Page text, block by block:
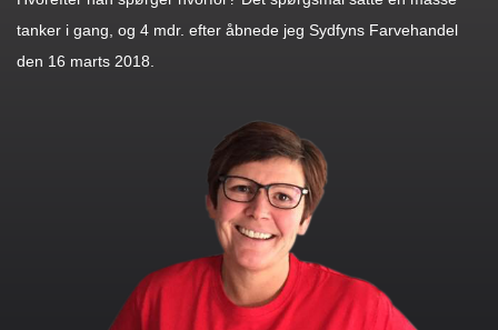
tanker i gang, og 4 mdr. efter åbnede jeg Sydfyns Farvehandel
den 16 marts 2018.